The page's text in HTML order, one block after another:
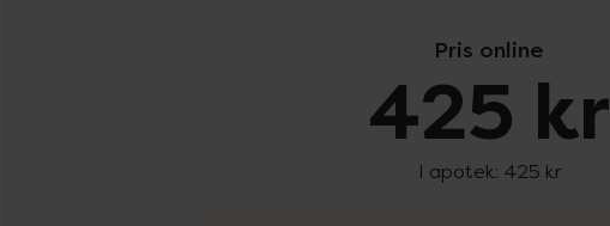
Pris online
425 kr
I apotek: 425 kr